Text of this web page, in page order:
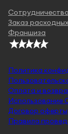
Сотрудничество
Заказ
Франшиза
Политика
Оплата и
Использование
Договор оферты
Правила